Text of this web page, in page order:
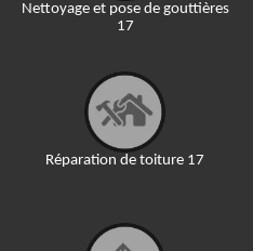
Nettoyage et pose de gouttières
17
Réparation de toiture 17